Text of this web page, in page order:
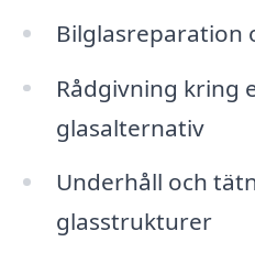
Bilglasreparation
Rådgivning kring
glasalternativ
Underhåll och
glasstrukturer